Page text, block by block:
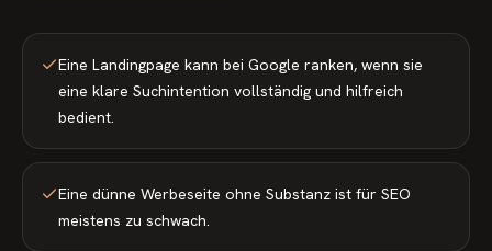
Eine Landingpage kann bei Google ranken, wenn sie
eine klare Suchintention vollständig und hilfreich
bedient.
Eine dünne Werbeseite ohne Substanz ist für SEO
meistens zu schwach.